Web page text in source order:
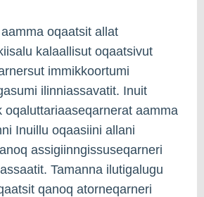
oqaatsit allat
kalaallisut oqaatsivut
immikkoortumi
ilinniassavatit. Inuit
oqaluttariaaseqarnerat aamma
Inuillu oqaasiini allani
assigiinngissuseqarneri
Tamanna ilutigalugu
qanoq atorneqarneri